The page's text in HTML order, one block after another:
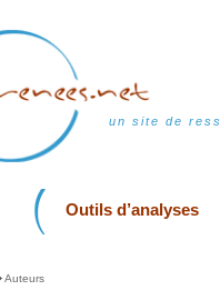
un site de
Outils d’analyses
Auteurs